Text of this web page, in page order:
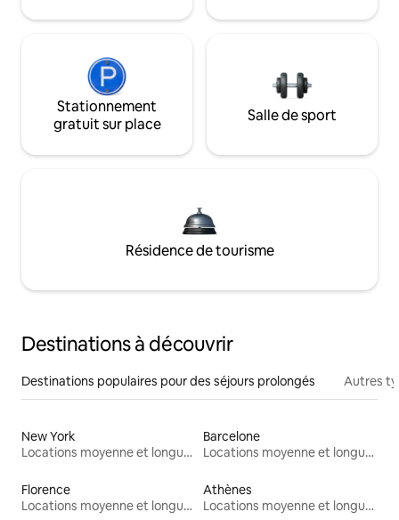
Stationnement
gratuit sur place
Salle de sport
Résidence de tourisme
Destinations à découvrir
Destinations populaires pour des séjours prolongés Autres
New York
Locations moyenne et longue durée
Barcelone
Locations moyenne et longue durée
Florence
Locations moyenne et longue durée
Athènes
Locations moyenne et longue durée